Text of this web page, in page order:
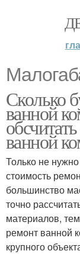
Сколько
ванной
ванной
Только не
стоимость
большинство
точно
материалов,
ремонт ванной
крупного